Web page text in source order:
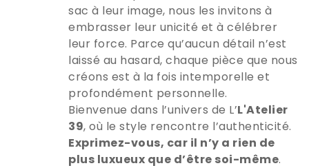
sac à leur image, nous les invitons à
embrasser leur unicité et à célébrer
leur force. Parce qu’aucun détail n’est
laissé au hasard, chaque pièce que nous
créons est à la fois intemporelle et
profondément personnelle.
Bienvenue dans l’univers de L’L'Atelier
39, où le style rencontre l’authenticité.
Exprimez-vous, car il n’y a rien de
plus luxueux que d’être soi-même.